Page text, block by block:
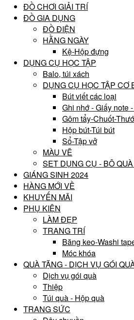
ĐỒ CHƠI GIẢI TRÍ
ĐỒ GIA DỤNG
ĐỒ ĐIỆN
HẰNG NGÀY
Kệ-Hộp đựng
DỤNG CỤ HỌC TẬP
Balo, túi xách
DỤNG CỤ HỌC TẬP CƠ
Bút viết các loại
Ghi nhớ - Giấy note
Gôm tẩy-Chuốt-
Hộp bút-Túi bút
Sổ-Tập vở
MÀU VẼ
SET DỤNG CỤ - BÔ
GIÁNG SINH 2024
HÀNG MỚI VỀ
KHUYẾN MÃI
PHỤ KIỆN
LÀM ĐẸP
TRANG TRÍ
Băng keo-Washi
Móc khóa
QUÀ TẶNG - DỊCH VỤ GÓI
Dịch vụ gói quà
Thiệp
Túi quà - Hộp quà
TRANG SỨC